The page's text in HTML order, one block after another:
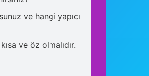
ve hangi yapıcı
ve öz olmalıdır.